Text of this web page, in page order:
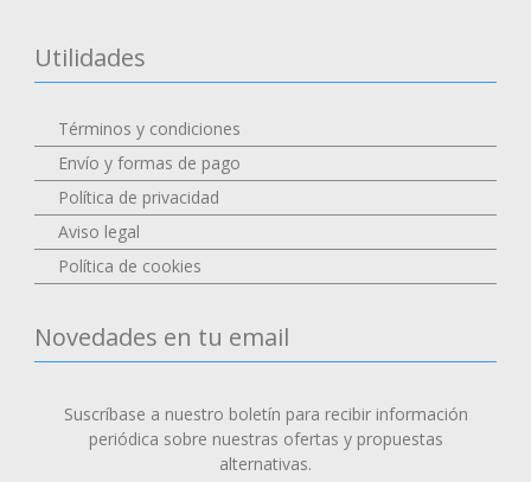
Utilidades
Términos y condiciones
Envío y formas de pago
Política de privacidad
Aviso legal
Política de cookies
Novedades en tu email
Suscríbase a nuestro boletín para recibir información
periódica sobre nuestras ofertas y propuestas
alternativas.